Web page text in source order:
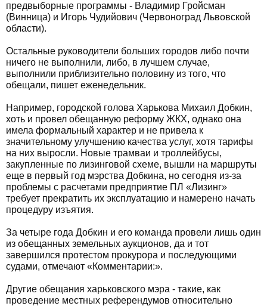
предвыборные программы - Владимир Гройсман
(Винница) и Игорь Чудийович (Червоноград Львовской
области).
Остальные руководители больших городов либо почти
ничего не выполнили, либо, в лучшем случае,
выполнили приблизительно половину из того, что
обещали, пишет еженедельник.
Например, городской голова Харькова Михаил Добкин,
хоть и провел обещанную реформу ЖКХ, однако она
имела формальный характер и не привела к
значительному улучшению качества услуг, хотя тарифы
на них выросли. Новые трамваи и троллейбусы,
закупленные по лизинговой схеме, вышли на маршруты
еще в первый год мэрства Добкина, но сегодня из-за
проблемы с расчетами предприятие ПЛ «Лизинг»
требует прекратить их эксплуатацию и намерено начать
процедуру изъятия.
За четыре года Добкин и его команда провели лишь один
из обещанных земельных аукционов, да и тот
завершился протестом прокурора и последующими
судами, отмечают «Комментарии:».
Другие обещания харьковского мэра - такие, как
проведение местных референдумов относительно